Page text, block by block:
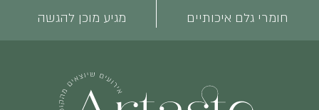
חומרי גלם איכותיים מגיע מוכן להגשה